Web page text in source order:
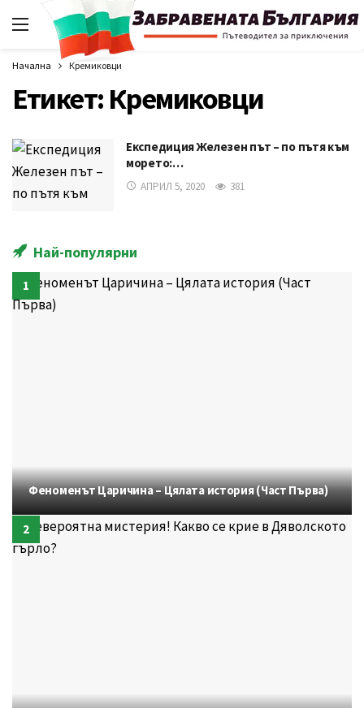
Начална Кремиковци
Етикет: Кремиковци
Експедиция Железен път – по пътя към
морето:…
АПРИЛ 5, 2020 381
Най-популярни
Феноменът Царичина – Цялата история (Част Първа)